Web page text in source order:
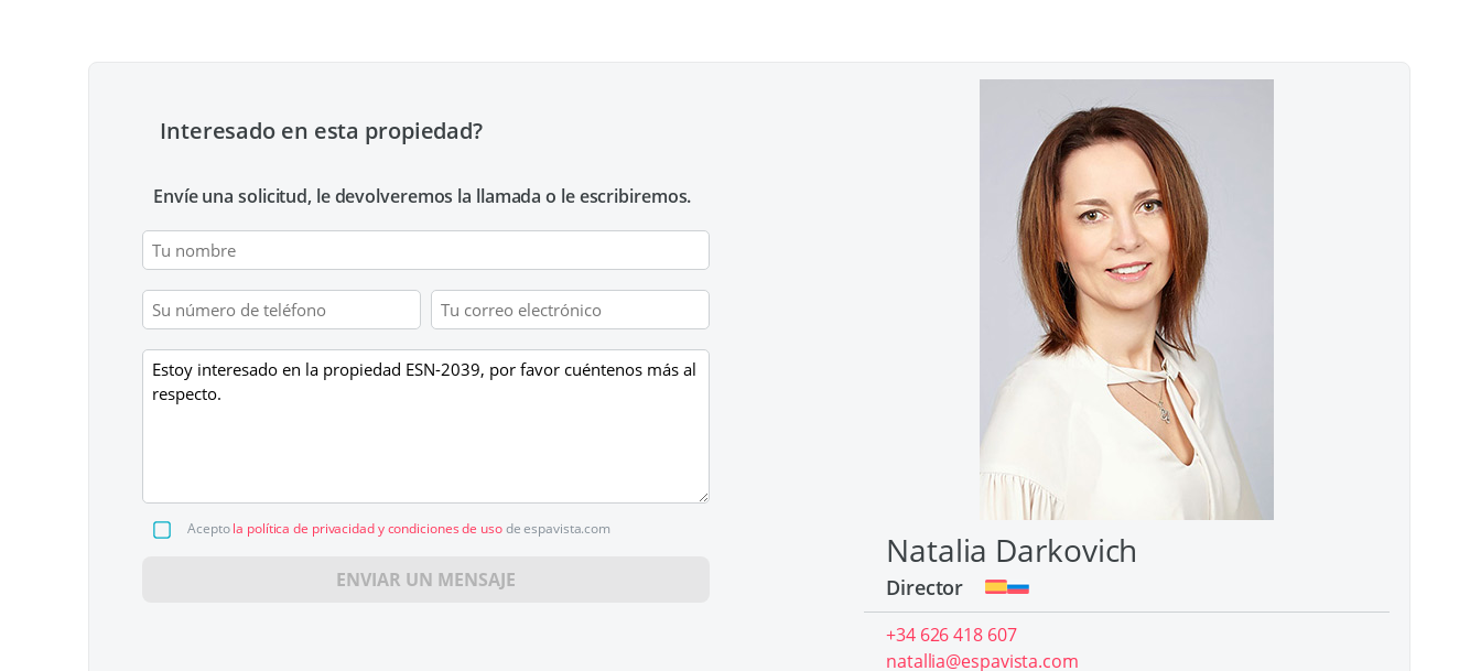
Interesado en esta propiedad?
Envíe una solicitud, le devolveremos la llamada o le escribiremos.
Aceptola política de privacidad y condiciones de usode espavista.com
ENVIAR UN MENSAJE
Natalia Darkovich
Director
+34 626 418 607
natallia@espavista.com